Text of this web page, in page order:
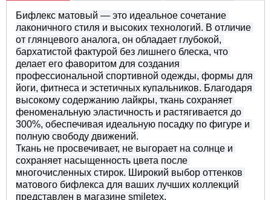
Бифлекс матовый — это идеальное сочетание
лаконичного стиля и высоких технологий. В отличие
от глянцевого аналога, он обладает глубокой,
бархатистой фактурой без лишнего блеска, что
делает его фаворитом для создания
профессиональной спортивной одежды, формы для
йоги, фитнеса и эстетичных купальников. Благодаря
высокому содержанию лайкры, ткань сохраняет
феноменальную эластичность и растягивается до
300%, обеспечивая идеальную посадку по фигуре и
полную свободу движений.
Ткань не просвечивает, не выгорает на солнце и
сохраняет насыщенность цвета после
многочисленных стирок. Широкий выбор оттенков
матового бифлекса для ваших лучших коллекций
представлен в магазине smiletex.